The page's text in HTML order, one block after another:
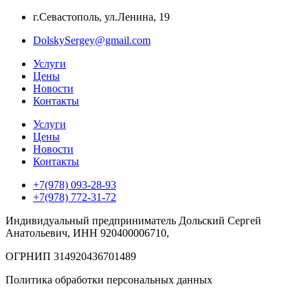
г.Севастополь, ул.Ленина, 19
DolskySergey@gmail.com
Услуги
Цены
Новости
Контакты
Услуги
Цены
Новости
Контакты
+7(978) 093-28-93
+7(978) 772-31-72
Индивидуальный предприниматель Дольский Сергей
Анатольевич, ИНН 920400006710,
ОГРНИП 314920436701489
Политика обработки персональных данных